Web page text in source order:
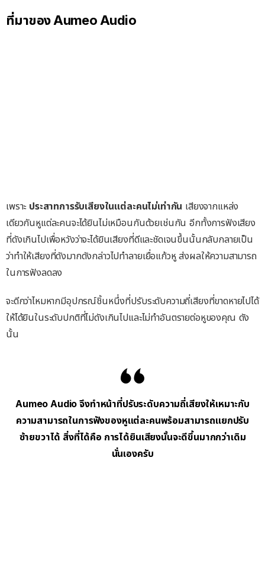
ที่มาของ Aumeo Audio
เพราะ ประสาทการรับเสียงในแต่ละคนไม่เท่ากัน เสียงจากแหล่ง
เดียวกันหูแต่ละคนจะได้ยินไม่เหมือนกันด้วยเช่นกัน อีกทั้งการฟังเสียง
ที่ดังเกินไปเพื่อหวังว่าจะได้ยินเสียงที่ดีและชัดเจนขึ้นนั้นกลับกลายเป็น
ว่าทำให้เสียงที่ดังมากดังกล่าวไปทำลายเยื่อแก้วหู ส่งผลให้ความสามารถ
ในการฟังลดลง
จะดีกว่าไหมหากมีอุปกรณ์ชิ้นหนึ่งที่ปรับระดับความถี่เสียงที่ขาดหายไปได้
ให้ได้ยินในระดับปกติที่ไม่ดังเกินไปและไม่ทำอันตรายต่อหูของคุณ ดัง
นั้น
Aumeo Audio จึงทำหน้าที่ปรับระดับความถี่เสียงให้เหมาะกับ
ความสามารถในการฟังของหูแต่ละคนพร้อมสามารถแยกปรับ
ซ้ายขวาได้ สิ่งที่ได้คือ การได้ยินเสียงนั้นจะดีขึ้นมากกว่าเดิม
นั่นเองครับ